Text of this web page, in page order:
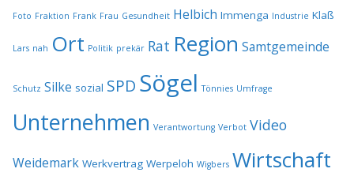
Foto Fraktion Frank Frau Gesundheit Helbich Immenga Industrie Klaß
Lars nah Ort Politik prekär Rat Region Samtgemeinde
Schutz Silke sozial SPD Sögel Tönnies Umfrage
Unternehmen Verantwortung Verbot Video
Weidemark Werkvertrag Werpeloh Wigbers Wirtschaft